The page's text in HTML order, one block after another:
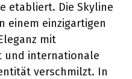
etabliert. Die Skyline
einem einzigartigen
mit
und internationale
verschmilzt. In